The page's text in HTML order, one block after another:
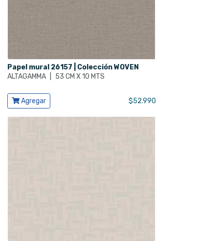
Papel mural 26157 | Colección WOVEN
ALTAGAMMA
53 CM X 10 MTS
Ver producto
Agregar $52.990